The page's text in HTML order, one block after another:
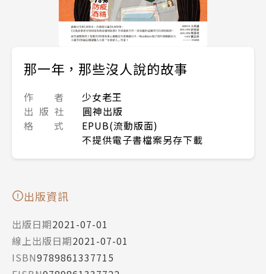
那一年，那些沒人說的故事
作 者
少女老王
出 版 社
圓神出版
格 式
EPUB(流動版面)
不提供電子書檔案另存下載
出版資訊
出版日期2021-07-01
線上出版日期2021-07-01
ISBN9789861337715